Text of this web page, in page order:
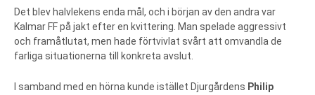
Det blev halvlekens enda mål, och i början av den andra var
Kalmar FF på jakt efter en kvittering. Man spelade aggressivt
och framåtlutat, men hade förtvivlat svårt att omvandla de
farliga situationerna till konkreta avslut.
I samband med en hörna kunde istället Djurgårdens Philip